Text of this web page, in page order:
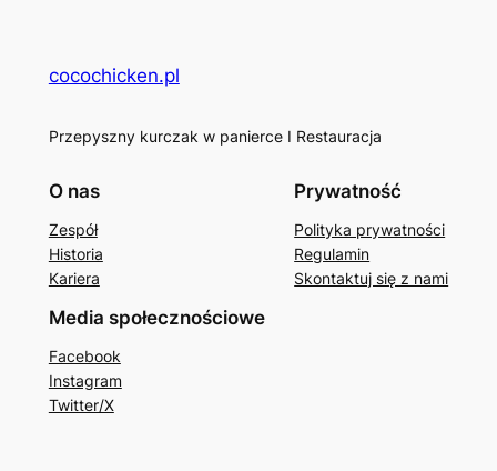
cocochicken.pl
Przepyszny kurczak w panierce I Restauracja
O nas
Zespół
Historia
Kariera
Prywatność
Polityka prywatności
Regulamin
Skontaktuj się z nami
Media społecznościowe
Facebook
Instagram
Twitter/X